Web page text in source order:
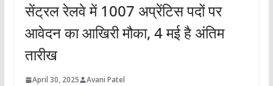
सेंट्रल रेलवे में 1007 अप्रेंटिस पदों पर
आवेदन का आखिरी मौका, 4 मई है अंतिम
तारीख
April 30, 2025 Avani Patel